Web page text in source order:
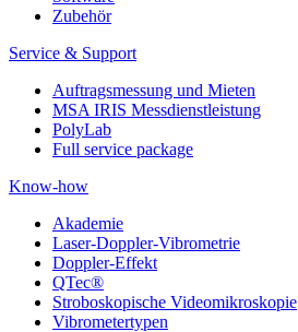
Zubehör
Service & Support
Auftragsmessung und Mieten
MSA IRIS Messdienstleistung
PolyLab
Full service package
Know-how
Akademie
Laser-Doppler-Vibrometrie
Doppler-Effekt
QTec®
Stroboskopische Videomikroskopie
Vibrometertypen